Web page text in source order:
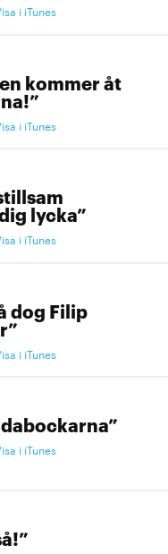
i iTunes
kommer åt
i iTunes
lycka”
i iTunes
dog Filip
i iTunes
i iTunes